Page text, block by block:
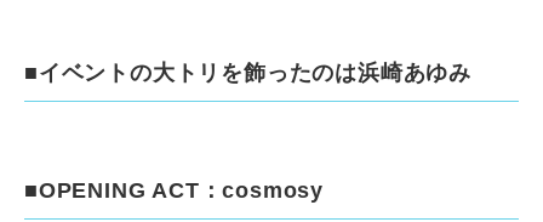
■イベントの大トリを飾ったのは浜崎あゆみ
■OPENING ACT：cosmosy